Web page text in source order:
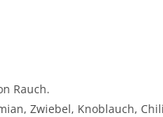
Rauch.
Zwiebel, Knoblauch,